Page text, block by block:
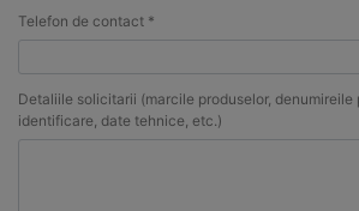
Telefon de contact *
Detaliile solicitarii (marcile produselor, denumireile
identificare, date tehnice, etc.)